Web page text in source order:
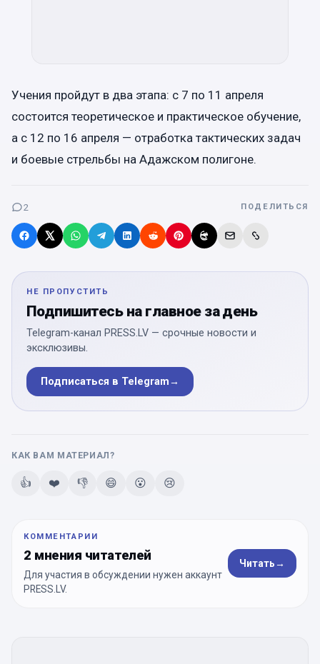
Учения пройдут в два этапа: с 7 по 11 апреля
состоится теоретическое и практическое обучение,
а с 12 по 16 апреля — отработка тактических задач
и боевые стрельбы на Адажском полигоне.
2 ПОДЕЛИТЬСЯ
НЕ ПРОПУСТИТЬ
Подпишитесь на главное за день
Telegram-канал PRESS.LV — срочные новости и
эксклюзивы.
Подписаться в Telegram→
КАК ВАМ МАТЕРИАЛ?
👍 ❤️ 👎 😄 😮 😢
КОММЕНТАРИИ
2 мнения читателей
Для участия в обсуждении нужен аккаунт
PRESS.LV.
Читать→